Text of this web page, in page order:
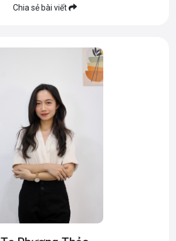
Chia sẻ bài viết